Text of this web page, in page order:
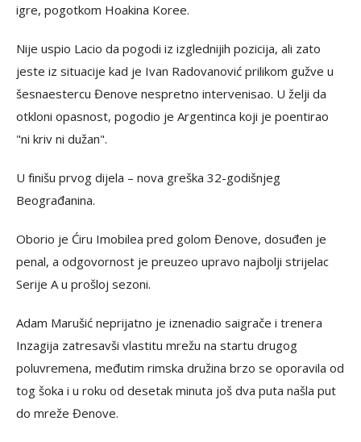
igre, pogotkom Hoakina Koree.
Nije uspio Lacio da pogodi iz izglednijih pozicija, ali zato
jeste iz situacije kad je Ivan Radovanović prilikom gužve u
šesnaestercu Đenove nespretno intervenisao. U želji da
otkloni opasnost, pogodio je Argentinca koji je poentirao
"ni kriv ni dužan".
U finišu prvog dijela – nova greška 32-godišnjeg
Beograđanina.
Oborio je Ćiru Imobilea pred golom Đenove, dosuđen je
penal, a odgovornost je preuzeo upravo najbolji strijelac
Serije A u prošloj sezoni.
Adam Marušić neprijatno je iznenadio saigrače i trenera
Inzagija zatresavši vlastitu mrežu na startu drugog
poluvremena, međutim rimska družina brzo se oporavila od
tog šoka i u roku od desetak minuta još dva puta našla put
do mreže Đenove.